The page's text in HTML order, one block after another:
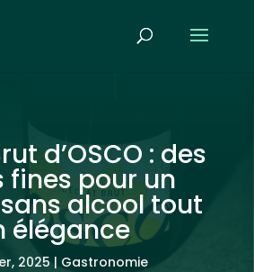
d’OSCO : des
fines pour un
alcool tout
élégance
2025 | Gastronomie